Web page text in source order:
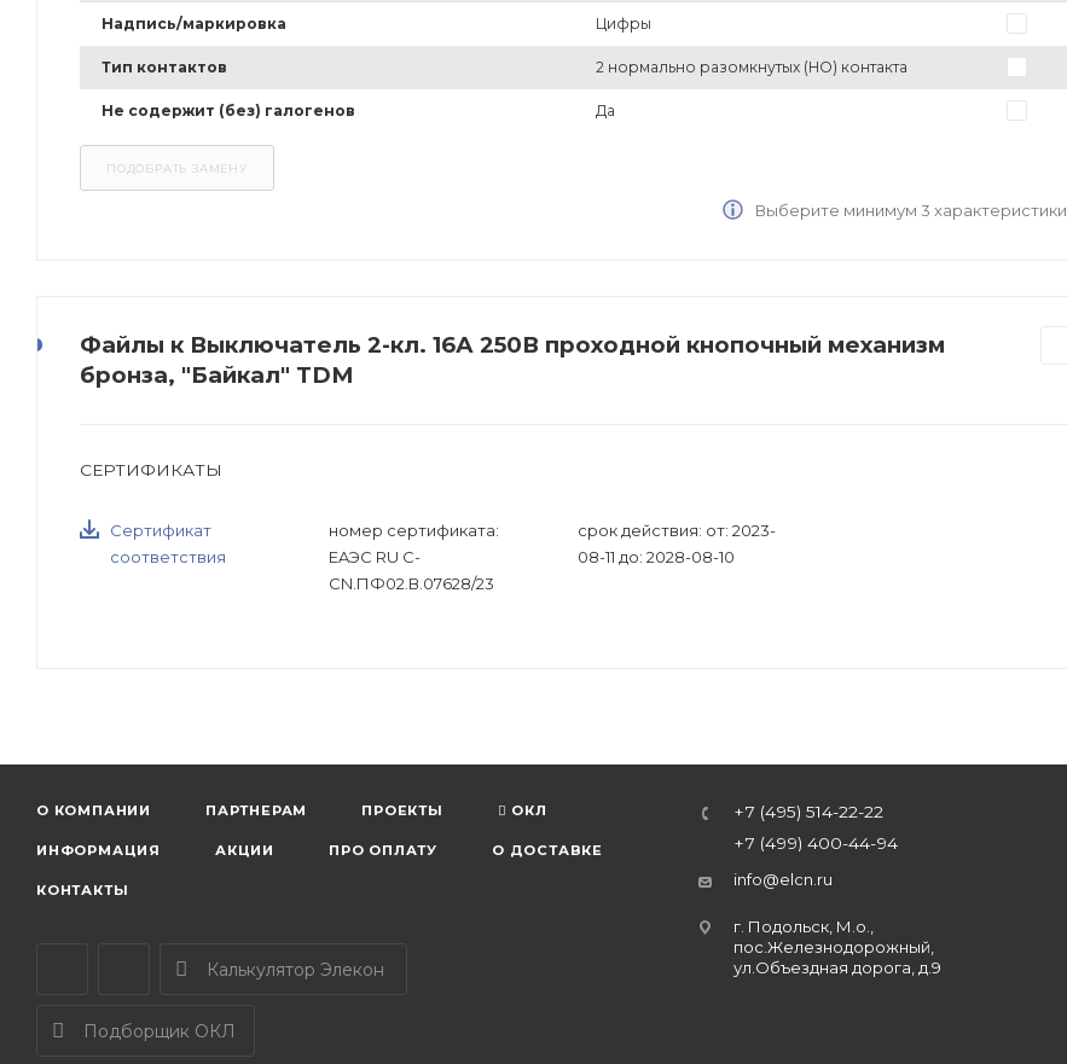
Надпись/маркировка Цифры
Тип контактов 2 нормально разомкнутых (НО) контакта
Не содержит (без) галогенов Да
Выберите минимум 3 характеристики
Файлы к Выключатель 2-кл. 16А 250В проходной кнопочный механизм
бронза, "Байкал" TDM
СЕРТИФИКАТЫ
Сертификат
соответствия
номер сертификата:
EAЭС RU C-
CN.ПФ02.В.07628/23
срок действия: от: 2023-
08-11 до: 2028-08-10
О КОМПАНИИ ПАРТНЕРАМ ПРОЕКТЫ ОКЛ
ИНФОРМАЦИЯ АКЦИИ ПРО ОПЛАТУ О ДОСТАВКЕ
КОНТАКТЫ
Калькулятор Элекон
Подборщик ОКЛ
+7 (495) 514-22-22
+7 (499) 400-44-94
info@elcn.ru
г. Подольск, М.о.,
пос.Железнодорожный,
ул.Объездная дорога, д.9